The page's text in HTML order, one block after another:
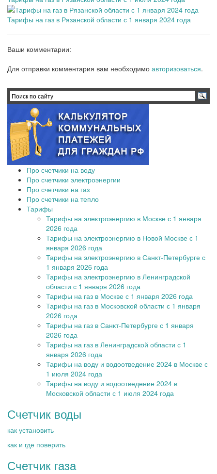
Тарифы на газ в Рязанской области с 1 января 2024 года
Ваши комментарии:
Для отправки комментария вам необходимо авторизоваться.
Про счетчики на воду
Про счетчики электроэнергии
Про счетчики на газ
Про счетчики на тепло
Тарифы
Тарифы на электроэнергию в Москве с 1 января
2026 года
Тарифы на электроэнергию в Новой Москве с 1
января 2026 года
Тарифы на электроэнергию в Санкт-Петербурге с
1 января 2026 года
Тарифы на электроэнергию в Ленинградской
области с 1 января 2026 года
Тарифы на газ в Москве с 1 января 2026 года
Тарифы на газ в Московской области с 1 января
2026 года
Тарифы на газ в Санкт-Петербурге с 1 января
2026 года
Тарифы на газ в Ленинградской области с 1
января 2026 года
Тарифы на воду и водоотведение 2024 в Москве с
1 июля 2024 года
Тарифы на воду и водоотведение 2024 в
Московской области с 1 июля 2024 года
Счетчик воды
как установить
как и где поверить
Счетчик газа